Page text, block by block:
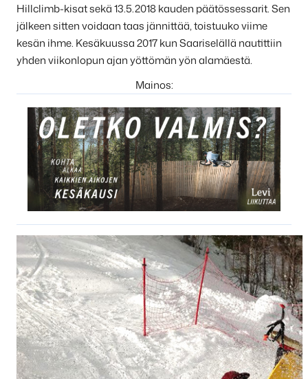
Hillclimb-kisat sekä 13.5.2018 kauden päätössessarit. Sen
jälkeen sitten voidaan taas jännittää, toistuuko viime
kesän ihme. Kesäkuussa 2017 kun Saariselällä nautittiin
yhden viikonlopun ajan yöttömän yön alamäestä.
Mainos: